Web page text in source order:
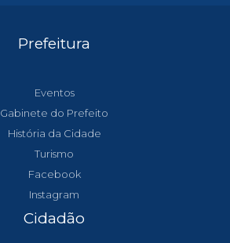
Prefeitura
Eventos
Gabinete do Prefeito
História da Cidade
Turismo
Facebook
Instagram
Cidadão